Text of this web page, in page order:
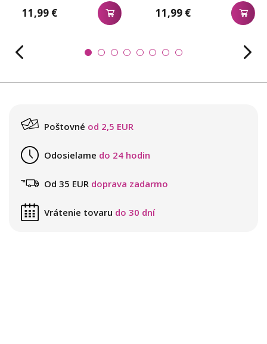
11,99 € 11,99 €
Poštovné od 2,5 EUR
Odosielame do 24 hodin
Od 35 EUR doprava zadarmo
Vrátenie tovaru do 30 dní